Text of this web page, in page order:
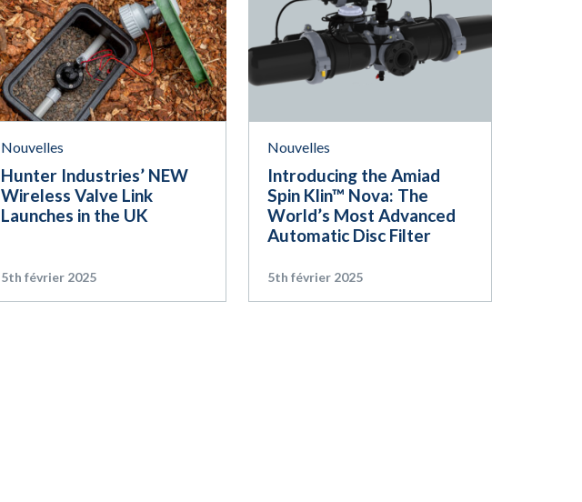
Nouvelles
Hunter Industries’ NEW
Wireless Valve Link
Launches in the UK
5th février 2025
Nouvelles
Introducing the Amiad
Spin Klin™ Nova: The
World’s Most Advanced
Automatic Disc Filter
5th février 2025